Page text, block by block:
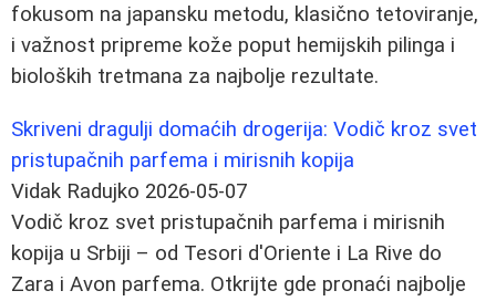
fokusom na japansku metodu, klasično tetoviranje,
i važnost pripreme kože poput hemijskih pilinga i
bioloških tretmana za najbolje rezultate.
Skriveni dragulji domaćih drogerija: Vodič kroz svet
pristupačnih parfema i mirisnih kopija
Vidak Radujko 2026-05-07
Vodič kroz svet pristupačnih parfema i mirisnih
kopija u Srbiji – od Tesori d'Oriente i La Rive do
Zara i Avon parfema. Otkrijte gde pronaći najbolje